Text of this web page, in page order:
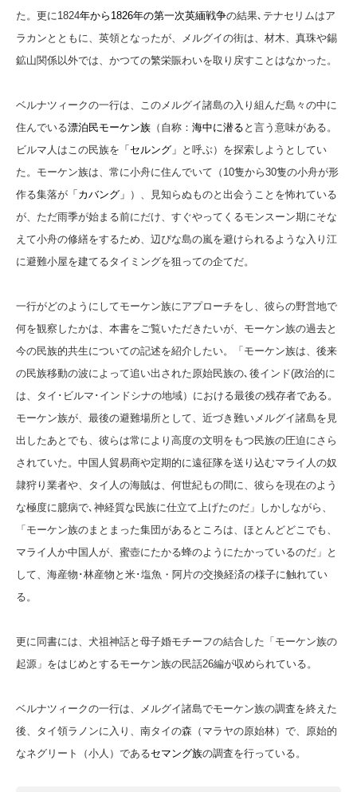
た。更に1824年から1826年の第一次英緬戦争の結果､テナセリムはア
ラカンとともに、英領となったが、メルグイの街は、材木、真珠や錫
鉱山関係以外では、かつての繁栄賑わいを取り戻すことはなかった。
ベルナツィークの一行は、このメルグイ諸島の入り組んだ島々の中に
住んでいる漂泊民モーケン族 （自称： 海中に潜る と言う意味がある。
ビルマ人はこの民族を 「セルング」 と呼ぶ）を探索しようとしてい
た。モーケン族は、常に小舟に住んでいて（10隻から30隻の小舟が形
作る集落が 「カバング」 ）、見知らぬものと出会うことを怖れている
が、ただ雨季が始まる前にだけ、すぐやってくるモンスーン期にそな
えて小舟の修繕をするため、辺ぴな島の嵐を避けられるような入り江
に避難小屋を建てるタイミングを狙っての企てだ。
一行がどのようにしてモーケン族にアプローチをし、彼らの野営地で
何を観察したかは、本書をご覧いただきたいが、モーケン族の過去と
今の民族的共生についての記述を紹介したい。「モーケン族は、後来
の民族移動の波によって追い出された原始民族の､後インド(政治的に
は、タイ･ビルマ･インドシナの地域）における最後の残存者である。
モーケン族が、最後の避難場所として、近づき難いメルグイ諸島を見
出したあとでも、彼らは常により高度の文明をもつ民族の圧迫にさら
されていた。中国人貿易商や定期的に遠征隊を送り込むマライ人の奴
隷狩り業者や、タイ人の海賊は、何世紀もの間に、彼らを現在のよう
な極度に臆病で､神経質な民族に仕立て上げたのだ」しかしながら、
「モーケン族のまとまった集団があるところは、ほとんどどこでも、
マライ人か中国人が、蜜壺にたかる蜂のようにたかっているのだ」と
して、海産物･林産物と米･塩魚・阿片の交換経済の様子に触れてい
る。
更に同書には、犬祖神話と母子婚モチーフの結合した「モーケン族の
起源」をはじめとするモーケン族の民話26編が収められている。
ベルナツィークの一行は、メルグイ諸島でモーケン族の調査を終えた
後、タイ領ラノンに入り、南タイの森（マラヤの原始林）で、原始的
なネグリート（小人）であるセマング族の調査を行っている。